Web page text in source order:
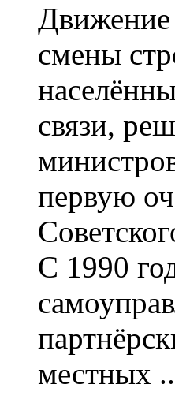
смены
связи,
первую
С 1990
местных